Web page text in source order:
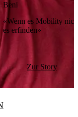
Beni
«Wenn es Mobility
es erfinden»
Zur Story